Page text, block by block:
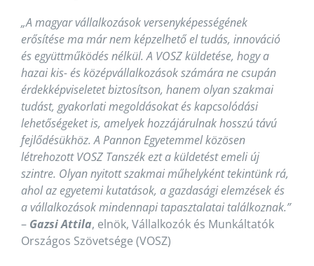
„A magyar vállalkozások versenyképességének
erősítése ma már nem képzelhető el tudás, innováció
és együttműködés nélkül. A VOSZ küldetése, hogy a
hazai kis- és középvállalkozások számára ne csupán
érdekképviseletet biztosítson, hanem olyan szakmai
tudást, gyakorlati megoldásokat és kapcsolódási
lehetőségeket is, amelyek hozzájárulnak hosszú távú
fejlődésükhöz. A Pannon Egyetemmel közösen
létrehozott VOSZ Tanszék ezt a küldetést emeli új
szintre. Olyan nyitott szakmai műhelyként tekintünk rá,
ahol az egyetemi kutatások, a gazdasági elemzések és
a vállalkozások mindennapi tapasztalatai találkoznak.”
– Gazsi Attila, elnök, Vállalkozók és Munkáltatók
Országos Szövetsége (VOSZ)